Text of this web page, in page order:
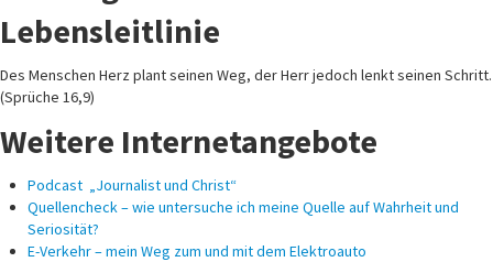
Lebensleitlinie
Des Menschen Herz plant seinen Weg, der Herr jedoch lenkt seinen Schritt.
(Sprüche 16,9)
Weitere Internetangebote
Podcast „Journalist und Christ“
Quellencheck – wie untersuche ich meine Quelle auf Wahrheit und
Seriosität?
E-Verkehr – mein Weg zum und mit dem Elektroauto